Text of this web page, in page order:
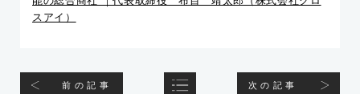
スアイ）
前の記事 次の記事